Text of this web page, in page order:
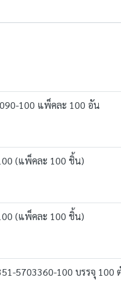
100 แพ็คละ 100 อัน
(แพ็คละ 100 ชิ้น)
(แพ็คละ 100 ชิ้น)
5703360-100 บรรจุ 100